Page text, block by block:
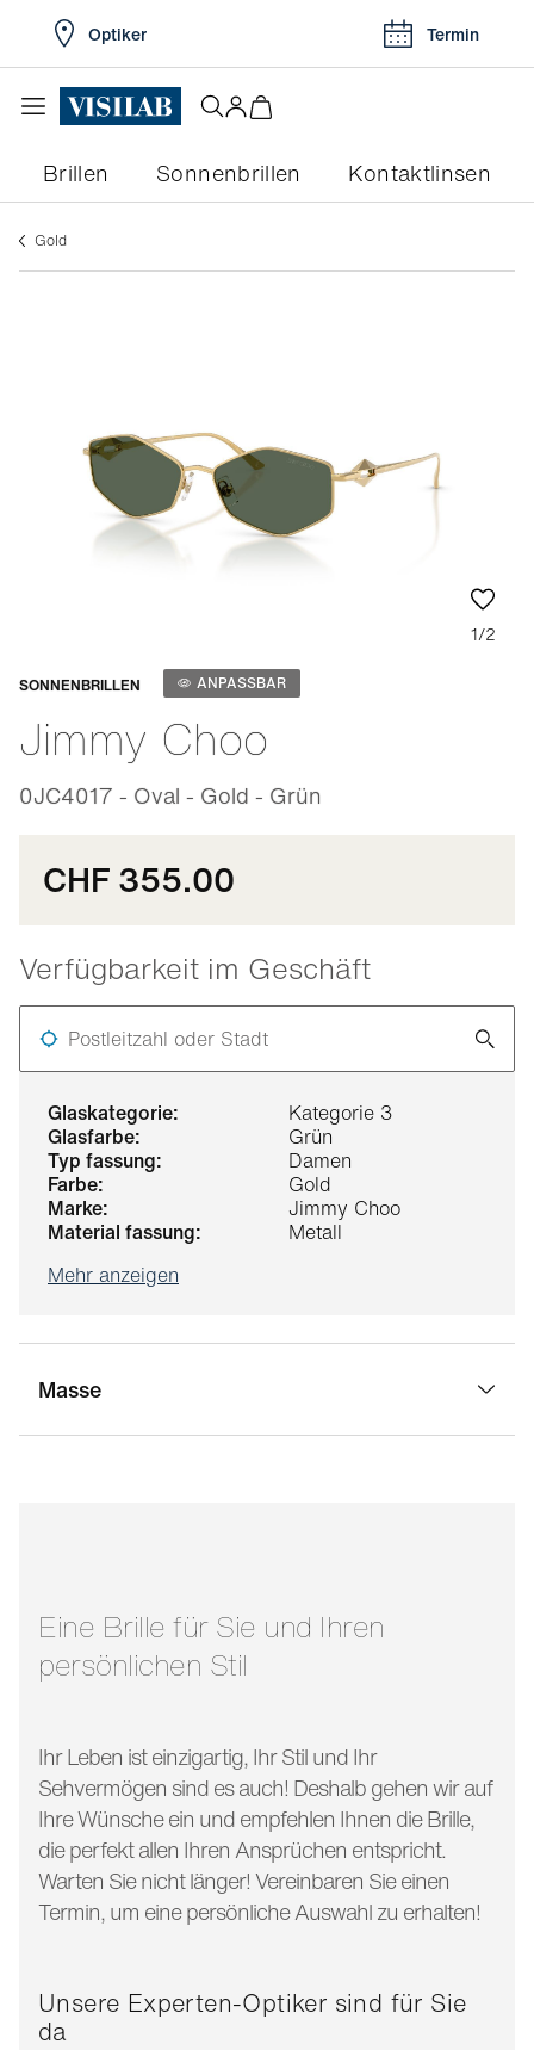
Optiker Termin
Brillen Sonnenbrillen Kontaktlinsen
gold
glaskategorie:
Kategorie 3
glasfarbe:
Grün
typ fassung:
Damen
farbe:
Gold
marke:
Jimmy Choo
material fassung:
Metall
Mehr anzeigen
Masse
1/2
SONNENBRILLEN ANPASSBAR
Jimmy Choo
0JC4017 - Oval - Gold - Grün
Anpassbar
CHF 355.00
Verfügbarkeit im Geschäft
Postleitzahl oder Stadt
Eine Brille für Sie und Ihren
persönlichen Stil
Ihr Leben ist einzigartig, Ihr Stil und Ihr
Sehvermögen sind es auch! Deshalb gehen wir auf
Ihre Wünsche ein und empfehlen Ihnen die Brille,
die perfekt allen Ihren Ansprüchen entspricht.
Warten Sie nicht länger! Vereinbaren Sie einen
Termin, um eine persönliche Auswahl zu erhalten!
Unsere Experten-Optiker sind für Sie
da